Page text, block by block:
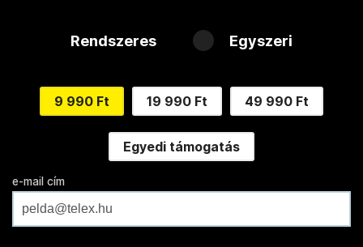
Rendszeres Egyszeri
9 990 Ft 19 990 Ft 49 990 Ft
Egyedi támogatás
e-mail cím